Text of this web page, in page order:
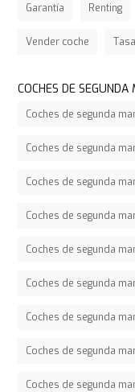
Garantía Renting
Vender coche
COCHES DE
Coches de segunda
Coches de segunda
Coches de segunda
Coches de segunda
Coches de segunda
Coches de segunda
Coches de segunda
Coches de segunda
Coches de segunda